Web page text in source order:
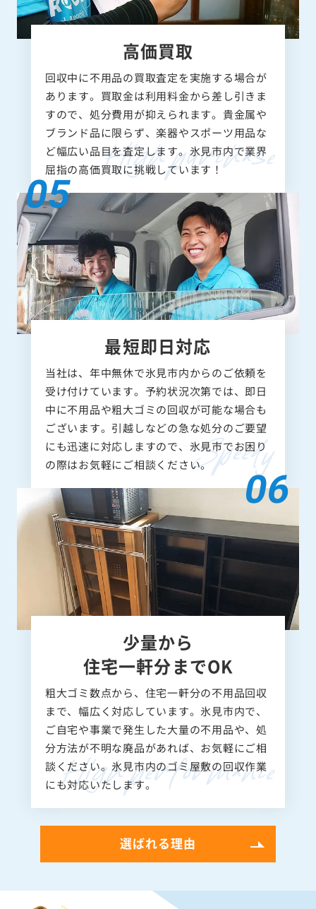
高価買取
回収中に不用品の買取査定を実施する場合が
あります。買取金は利用料金から差し引きま
すので、処分費用が抑えられます。貴金属や
ブランド品に限らず、楽器やスポーツ用品な
ど幅広い品目を査定します。氷見市内で業界
屈指の高価買取に挑戦しています！
最短即日対応
当社は、年中無休で氷見市内からのご依頼を
受け付けています。予約状況次第では、即日
中に不用品や粗大ゴミの回収が可能な場合も
ございます。引越しなどの急な処分のご要望
にも迅速に対応しますので、氷見市でお困り
の際はお気軽にご相談ください。
少量から
住宅一軒分までOK
粗大ゴミ数点から、住宅一軒分の不用品回収
まで、幅広く対応しています。氷見市内で、
ご自宅や事業で発生した大量の不用品や、処
分方法が不明な廃品があれば、お気軽にご相
談ください。氷見市内のゴミ屋敷の回収作業
にも対応いたします。
選ばれる理由